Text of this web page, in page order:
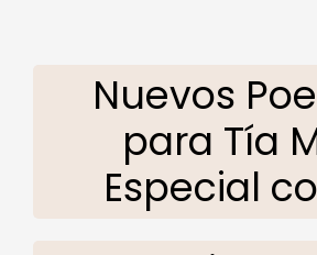
Nuevos
para Tía
Especial